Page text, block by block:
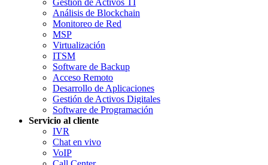
Gestión de Activos TI
Análisis de Blockchain
Monitoreo de Red
MSP
Virtualización
ITSM
Software de Backup
Acceso Remoto
Desarrollo de Aplicaciones
Gestión de Activos Digitales
Software de Programación
Servicio al cliente
IVR
Chat en vivo
VoIP